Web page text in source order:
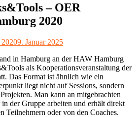
– OER
2020
20209. Januar 2025
in Hamburg an der HAW Hamburg
als Kooperationsveranstaltung der
Das Format ist ähnlich wie ein
liegt nicht auf Sessions, sondern
Man kann an mitgebrachten
der Gruppe arbeiten und erhält direkt
Teilnehmern oder von den Coaches.